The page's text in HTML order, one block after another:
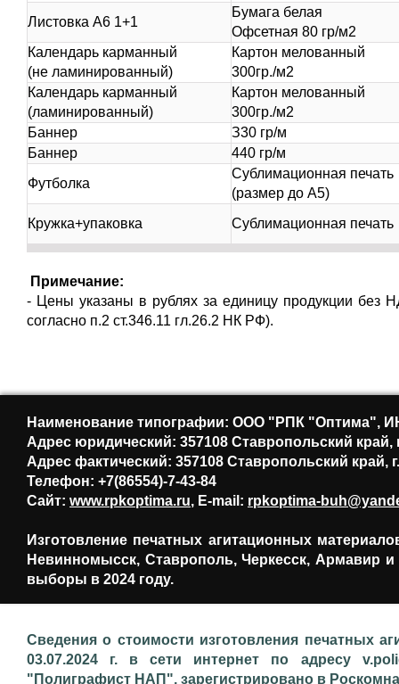
Листовка А6 1+1
Бумага белая
Офсетная 80 гр/м2
Календарь карманный
(не ламинированный)
Картон мелованный
300гр./м2
Календарь карманный
(ламинированный)
Картон мелованный
300гр./м2
Баннер
З30 гр/м
Баннер
440 гр/м
Футболка
Сублимационная печать
(размер до А5)
Кружка+упаковка
Сублимационная печать
Примечание:
- Цены указаны в рублях за единицу продукции без
согласно п.2 ст.346.11 гл.26.2 НК РФ).
Наименование типографии: ООО "РПК "Оптима",
Адрес юридический: 357108 Ставропольский
Адрес фактический: 357108 Ставропольский
Телефон: +7(86554)-7-43-84
Сайт: www.rpkoptima.ru, E-mail: rpkoptima-
Изготовление печатных агитационных
Невинномысск, Ставрополь, Черкесск, Армавир
выборы в 2024 году.
Сведения о стоимости изготовления печатных
03.07.2024 г. в сети интернет по адресу
"Полиграфист НАП", зарегистрировано в